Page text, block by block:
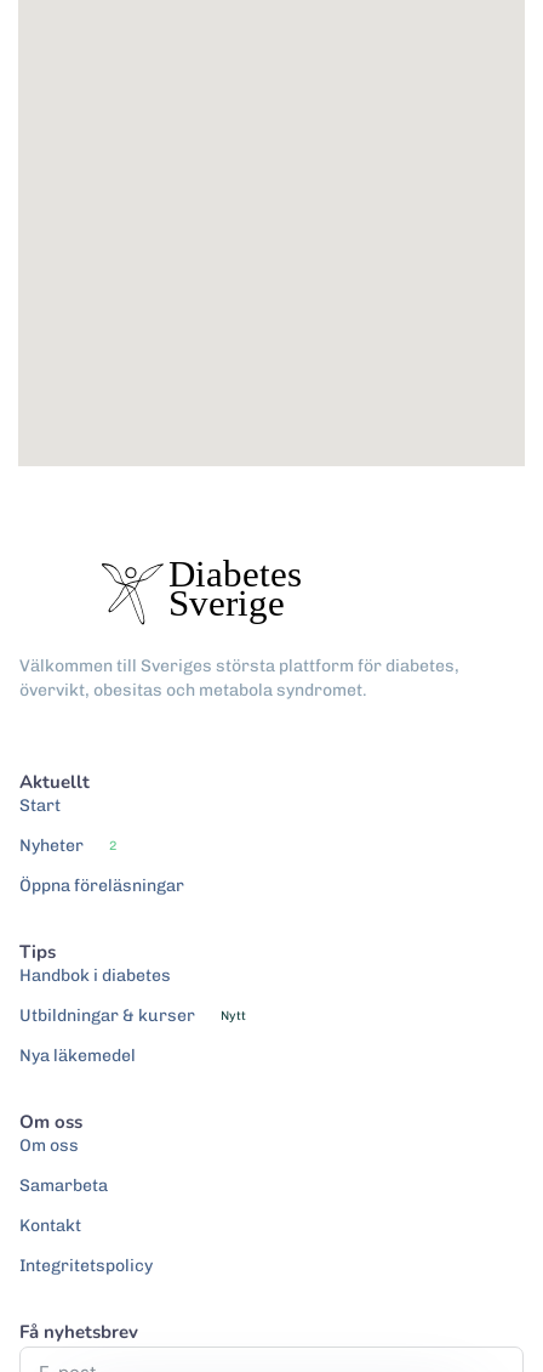
Välkommen till Sveriges största plattform för diabetes,
övervikt, obesitas och metabola syndromet.
Aktuellt
Start
Nyheter
2
Öppna föreläsningar
Tips
Handbok i diabetes
Utbildningar & kurser
Nytt
Nya läkemedel
Om oss
Om oss
Samarbeta
Kontakt
Integritetspolicy
Få nyhetsbrev